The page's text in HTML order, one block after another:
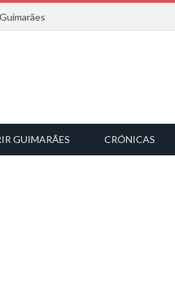
GUIMARÃES CRÓNICAS